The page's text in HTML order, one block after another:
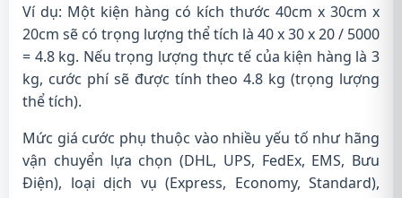
Ví dụ: Một kiện hàng có kích thước 40cm x 30cm x
20cm sẽ có trọng lượng thể tích là 40 x 30 x 20 / 5000
= 4.8 kg. Nếu trọng lượng thực tế của kiện hàng là 3
kg, cước phí sẽ được tính theo 4.8 kg (trọng lượng
thể tích).
Mức giá cước phụ thuộc vào nhiều yếu tố như hãng
vận chuyển lựa chọn (DHL, UPS, FedEx, EMS, Bưu
Điện), loại dịch vụ (Express, Economy, Standard),